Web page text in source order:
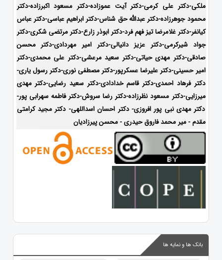
ملکی-دکتر علی کرمی-دکتر آیت عموزاده-دکتر مسعود اکبرزاده-دکتر
محمود جوهرزاده-دکتر عبدالله حق شناس-دکتر ابراهیم عباسی-دکتر عباس
کیانفر-دکتر غلامرضا تیز فهم فرد-دکتر ابوذر زارع-دکتر مرتضی شکری-دکتر
جواد شیرکرمی-دکتر عزیز دانیالی-دکتر امیر مهردادی-دکتر محسن
صادقی-دکتر مهدی حیاتی-دکتر سعید مرعشی-دکتر علی محمدی-دکتر
امیر حسینی-دکتر علیرضا عسکرپور-دکتر مصطفی نوری-دکتر رسول یاری-
دکتر فرهاد احمدی-دکتر قاسم خدادادی-دکتر سعید رضایی-دکتر مهدی
میرزایی-دکتر مسعود نظرزاده-دکتر رضا سروش-دکتر فاطمه سهرابی پور-
دکتر مهدی نبی پور افروزی- دکتر احسان اسداللهی- دکتر مجید کرامتی
مقدم - میر محمد فاروق حیدری - محسن پیرزادیان
بانک ها و نمایه ها